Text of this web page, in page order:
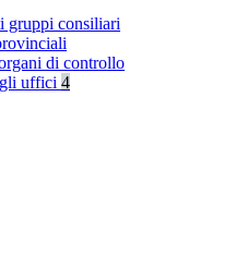
gruppi consiliari
di controllo
uffici 4